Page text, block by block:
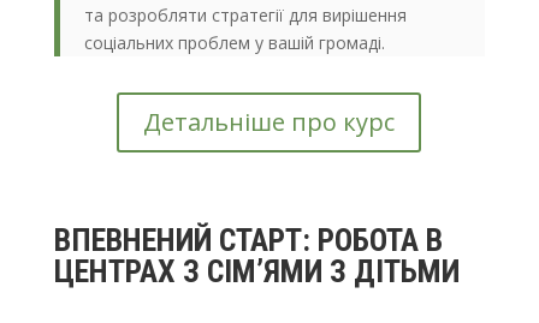
та розробляти стратегії для вирішення
соціальних проблем у вашій громаді.
Детальніше про курс
ВПЕВНЕНИЙ СТАРТ: РОБОТА В
ЦЕНТРАХ З СІМʼЯМИ З ДІТЬМИ